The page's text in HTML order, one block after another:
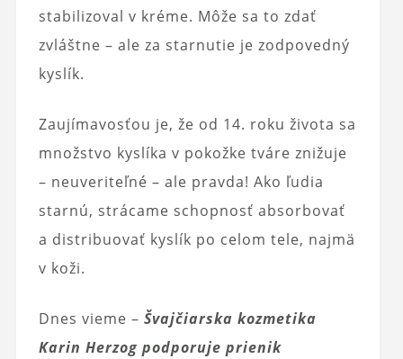
stabilizoval v kréme. Môže sa to zdať
zvláštne – ale za starnutie je zodpovedný
kyslík.
Zaujímavosťou je, že od 14. roku života sa
množstvo kyslíka v pokožke tváre znižuje
– neuveriteľné – ale pravda! Ako ľudia
starnú, strácame schopnosť absorbovať
a distribuovať kyslík po celom tele, najmä
v koži.
Dnes vieme – Švajčiarska kozmetika
Karin Herzog podporuje prienik